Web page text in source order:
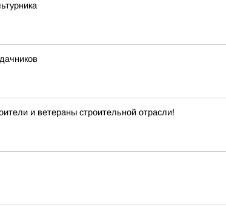
и ветераны строительной отрасли!